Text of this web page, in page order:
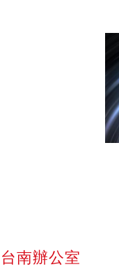
台南辦公室